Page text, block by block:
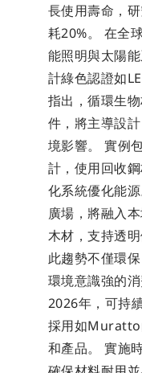
長使用壽命，
耗20%。 在全
能照明與太陽
計綠色認證如
指出，循環生
件，將主導設
境影響。 實例
計，使用回收
化系統優化能
廣場，將融入
木材，支持透
此趨勢不僅環
環境意識強的
2026年，可持
採用如Muratto
和產品。 實施